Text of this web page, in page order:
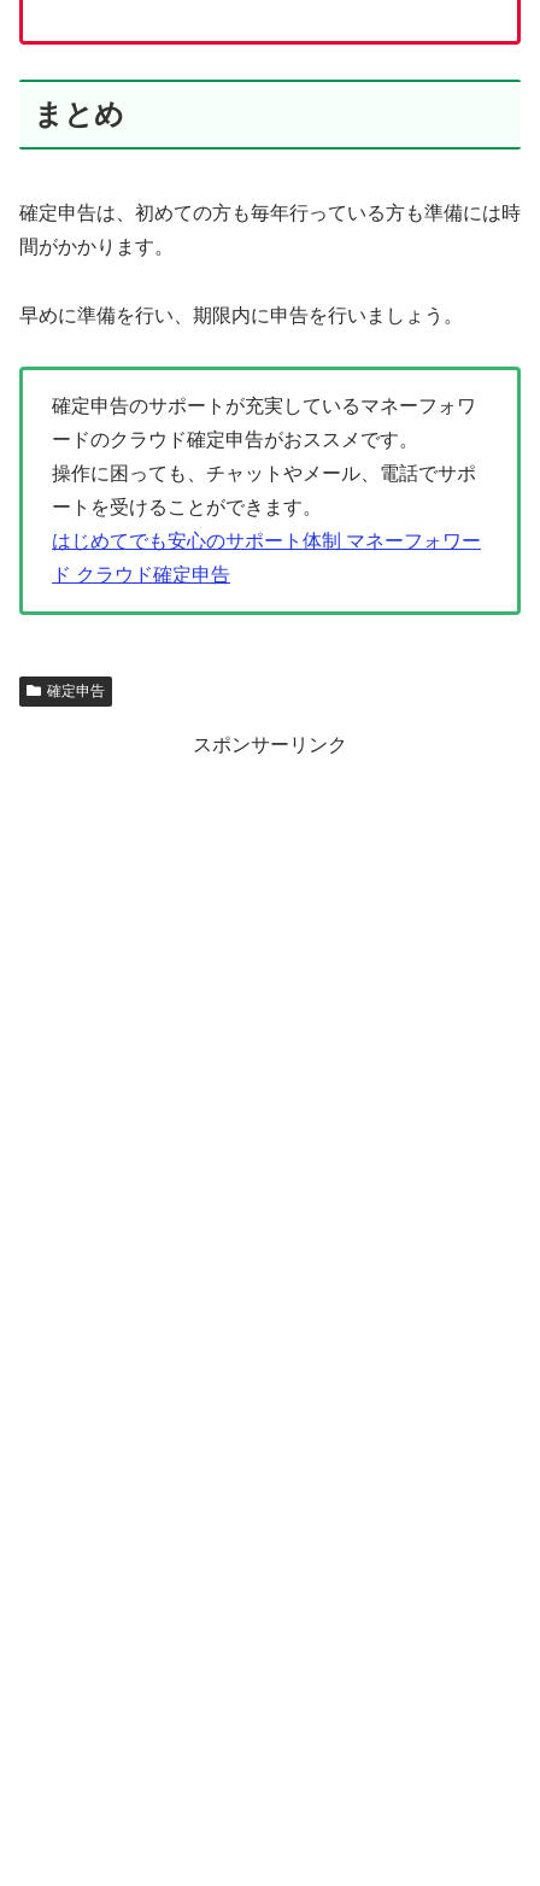
まとめ
確定申告は、初めての方も毎年行っている方も準備には時
間がかかります。
早めに準備を行い、期限内に申告を行いましょう。
確定申告のサポートが充実しているマネーフォワ
ードのクラウド確定申告がおススメです。
操作に困っても、チャットやメール、電話でサポ
ートを受けることができます。
はじめてでも安心のサポート体制 マネーフォワー
ド クラウド確定申告
確定申告
スポンサーリンク